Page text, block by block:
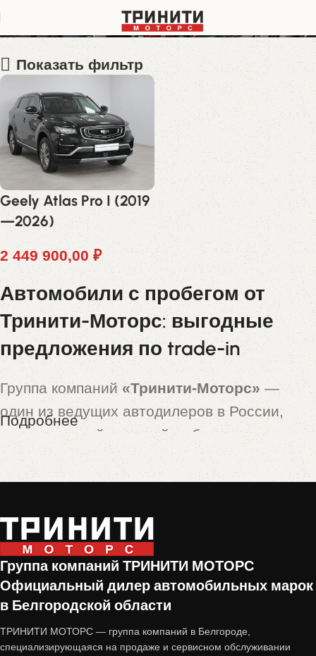
Y4K8722D3PB305021
Показать фильтр
Geely Atlas Pro I (2019
—2026)
2 449 900,00 ₽
Автомобили с пробегом от
Тринити-Моторс: выгодные
предложения по trade-in
Группа компаний «Тринити-Моторс» —
один из ведущих автодилеров в России,
предлагающий широкий выбор новых и
подержанных автомобилей. Особой
популярностью пользуются машины,
автомобили с пробегом, которые прошли
тщательную проверку и подготовку перед
продажей.
Почему стоит купить авто с
пробегом от «Тринити-Моторс»?
Подробнее
Группа компаний ТРИНИТИ МОТОРС
Официальный дилер автомобильных марок
в Белгородской области
ТРИНИТИ МОТОРС — группа компаний в Белгороде,
специализирующаяся на продаже и сервисном обслуживании